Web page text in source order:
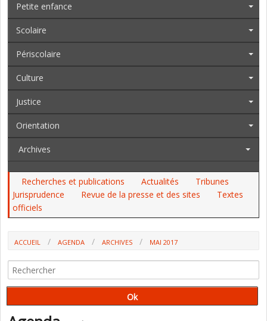
Petite enfance
Scolaire
Périscolaire
Culture
Justice
Orientation
Archives
Recherches et publications Actualités
Tribunes
Jurisprudence
Revue de la presse et des sites
Textes
officiels
ACCUEIL AGENDA ARCHIVES MAI 2017